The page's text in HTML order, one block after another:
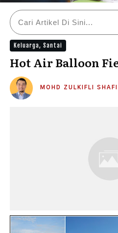
Keluarga, Santai
Hot Air Balloon
MOHD ZULKIFLI